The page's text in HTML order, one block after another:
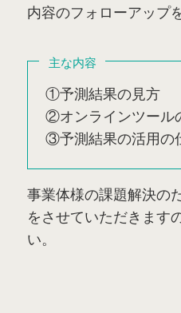
内容のフォローアップ
主な内容
①予測結果の見方
②オンラインツール
③予測結果の活用の
事業体様の課題解決の
をさせていただきます
い。